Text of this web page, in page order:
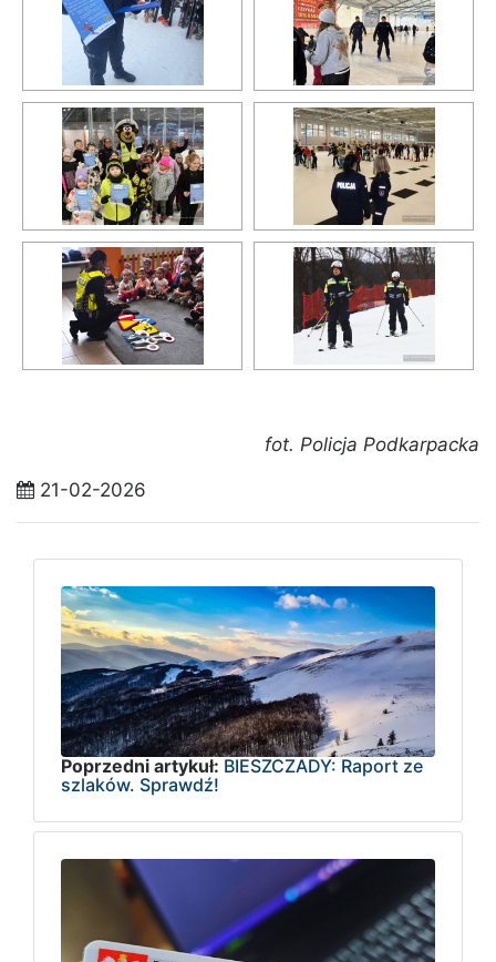
fot. Policja Podkarpacka
21-02-2026
Poprzedni artykuł: BIESZCZADY: Raport ze
szlaków. Sprawdź!